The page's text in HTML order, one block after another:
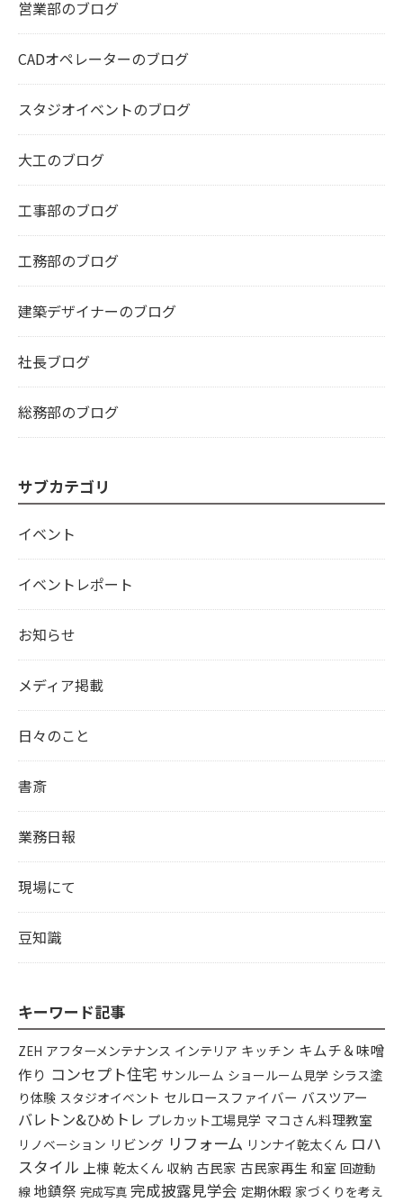
営業部のブログ
CADオペレーターのブログ
スタジオイベントのブログ
大工のブログ
工事部のブログ
工務部のブログ
建築デザイナーのブログ
社長ブログ
総務部のブログ
サブカテゴリ
イベント
イベントレポート
お知らせ
メディア掲載
日々のこと
書斎
業務日報
現場にて
豆知識
キーワード記事
ZEH アフターメンテナンス インテリア キッチン キムチ＆味噌
作り コンセプト住宅 サンルーム ショールーム見学 シラス塗
り体験 スタジオイベント セルロースファイバー バスツアー
バレトン&ひめトレ プレカット工場見学 マコさん料理教室
リノベーション リビング リフォーム リンナイ乾太くん ロハ
スタイル 上棟 乾太くん 収納 古民家 古民家再生 和室 回遊動
線 地鎮祭 完成写真 完成披露見学会 定期休暇 家づくりを考え